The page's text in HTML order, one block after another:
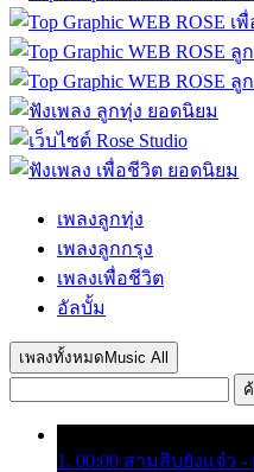
เพลงลูกทุ่ง
เพลงลูกกรุง
เพลงเพื่อชีวิต
อัลบั้ม
เพลงทั้งหมด Music All
1. 00:00 สามสิบยังแจ๋ว